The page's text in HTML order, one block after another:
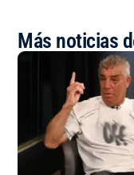
Más noticias